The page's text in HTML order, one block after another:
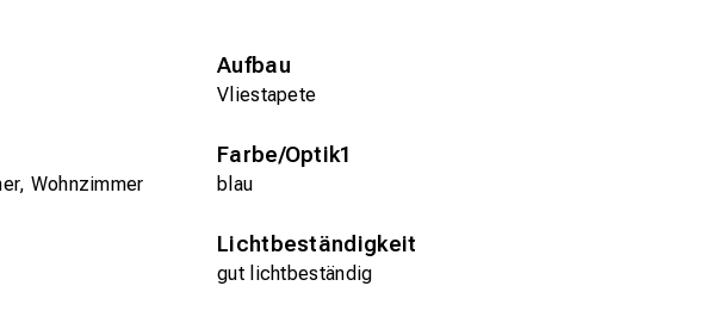
Aufbau
Vliestapete
Wohnzimmer
Farbe/Optik1
blau
Lichtbeständigkeit
gut lichtbeständig